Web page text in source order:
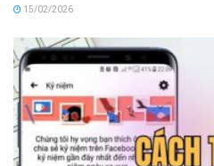
15/02/2026